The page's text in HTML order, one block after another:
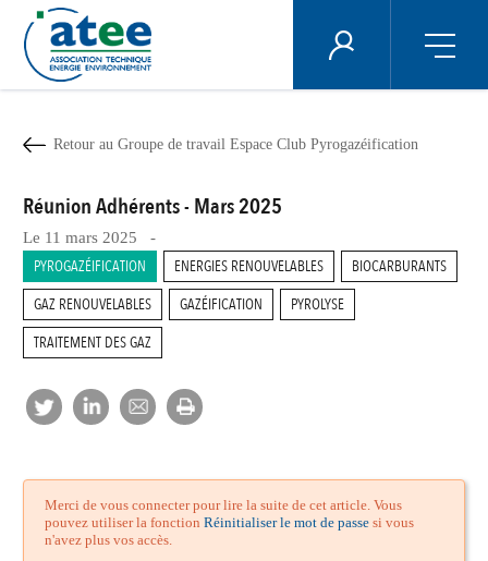
contenu
principal
ÉNERGIE PLUS
Retour au Groupe de travail Espace Club Pyrogazéification
Réunion Adhérents - Mars 2025
Le 11 mars 2025 -
PYROGAZÉIFICATION ENERGIES RENOUVELABLES
BIOCARBURANTS
GAZ RENOUVELABLES
GAZÉIFICATION
PYROLYSE
TRAITEMENT DES GAZ
Merci de vous connecter pour lire la suite de cet article. Vous
pouvez utiliser la fonctionRéinitialiser le mot de passe si vous
n'avez plus vos accès.
Panneau de gestion des cookies